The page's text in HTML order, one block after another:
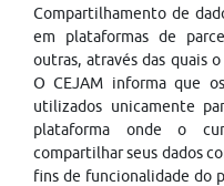
Compartilhamento de
em plataformas de
outras, através das quais
O CEJAM informa que
utilizados unicamente
plataforma onde o
compartilhar seus dados
fins de funcionalidade do